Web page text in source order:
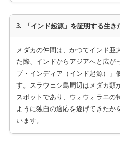
3. 「インド起源」を証明する生き
メダカの仲間は、かつてインド亜
た際、インドからアジアへと広が
ブ・インディア（インド起源）」
す。スラウェシ島周辺はメダカ類
スポットであり、ウォウォラエの
ように独自の適応を遂げてきたか
います。